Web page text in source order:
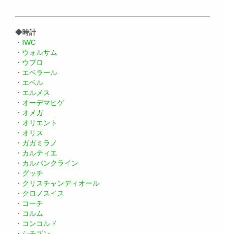
◆時計
・ IWC
・ ウォルサム
・ ウブロ
・ エベラール
・ エベル
・ エルメス
・ オーデマピゲ
・ オメガ
・ オリエント
・ オリス
・ ガガミラノ
・ カルティエ
・ カルバンクライン
・ グッチ
・ クリスチャンディオール
・ クロノスイス
・ コーチ
・ コルム
・ コンコルド